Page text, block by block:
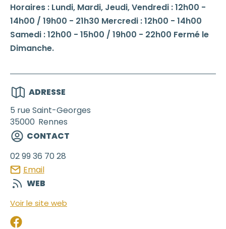
Horaires : Lundi, Mardi, Jeudi, Vendredi : 12h00 -
14h00 / 19h00 - 21h30 Mercredi : 12h00 - 14h00
Samedi : 12h00 - 15h00 / 19h00 - 22h00 Fermé le
Dimanche.
ADRESSE
5 rue Saint-Georges
35000 Rennes
CONTACT
02 99 36 70 28
Email
WEB
Voir le site web